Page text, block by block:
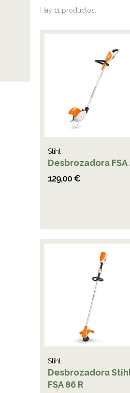
Hay 11 productos.
Stihl
Desbrozadora FSA
129,00 €
Stihl
Desbrozadora
FSA 86 R